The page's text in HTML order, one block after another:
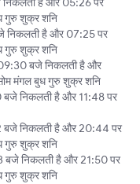
गुरु शुक्र शनि
निकलती है और 07:25 पर
गुरु शुक्र शनि
बजे निकलती है और
मंगल बुध गुरु शुक्र शनि
निकलती है और 11:48 पर
बजे निकलती है और 20:44 पर
गुरु शुक्र शनि
बजे निकलती है और 21:50 पर
गुरु शुक्र शनि